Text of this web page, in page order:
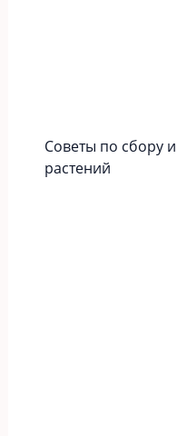
Советы по сбору
растений